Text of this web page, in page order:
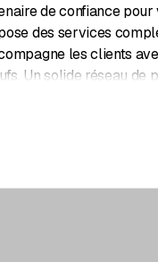
de confiance
des services
les clients
Un solide réseau